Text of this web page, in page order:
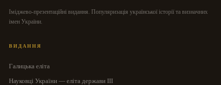
Іміджево-презентаційні видання. Популяризація української історії та визначних
імен України.
ВИДАННЯ
Галицька еліта
Науковці України — еліта держави III